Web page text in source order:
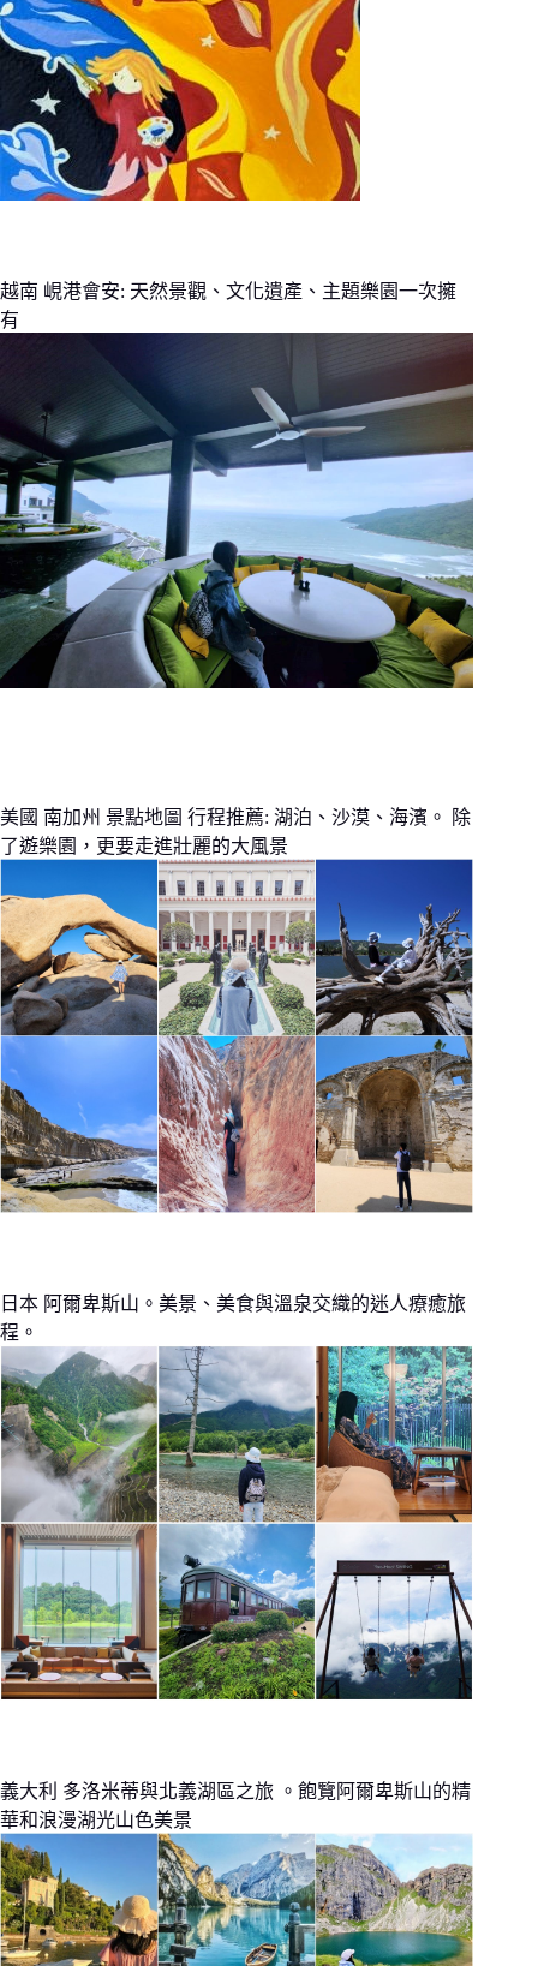
越南 峴港會安: 天然景觀、文化遺產、主題樂園一次擁
有
美國 南加州 景點地圖 行程推薦: 湖泊、沙漠、海濱。 除
了遊樂園，更要走進壯麗的大風景
日本 阿爾卑斯山。美景、美食與溫泉交織的迷人療癒旅
程。
義大利 多洛米蒂與北義湖區之旅 。飽覽阿爾卑斯山的精
華和浪漫湖光山色美景